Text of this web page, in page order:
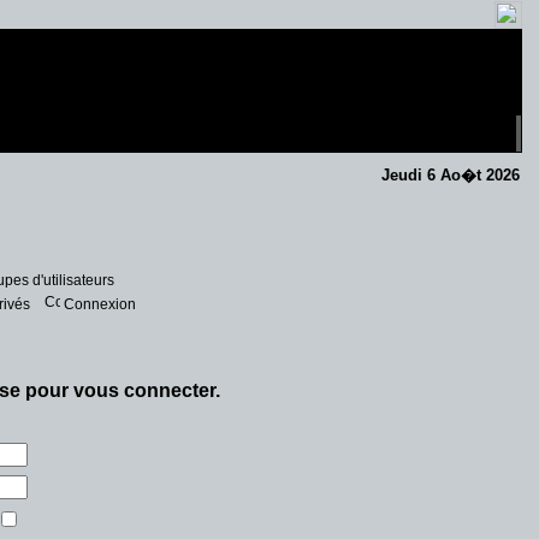
Jeudi 6 Ao�t 2026
d'utilisateurs
Connexion
pour vous connecter.